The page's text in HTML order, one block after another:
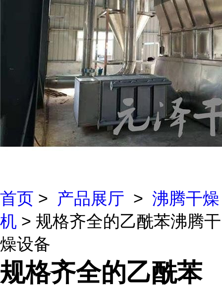
首页 > 产品展厅 > 沸腾干燥
机 > 规格齐全的乙酰苯沸腾干
燥设备
规格齐全的乙酰苯